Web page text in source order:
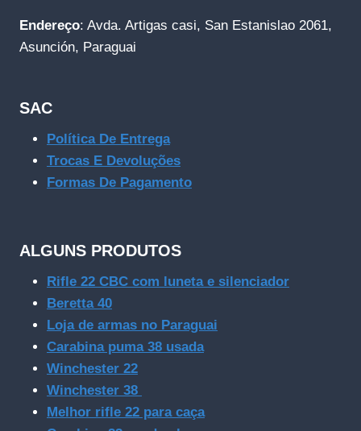
Endereço: Avda. Artigas casi, San Estanislao 2061,
Asunción, Paraguai
SAC
Política De Entrega
Trocas E Devoluções
Formas De Pagamento
ALGUNS PRODUTOS
Rifle 22 CBC com luneta e silenciador
Beretta 40
Loja de armas no Paraguai
Carabina puma 38 usada
Winchester 22
Winchester 38
Melhor rifle 22 para caça